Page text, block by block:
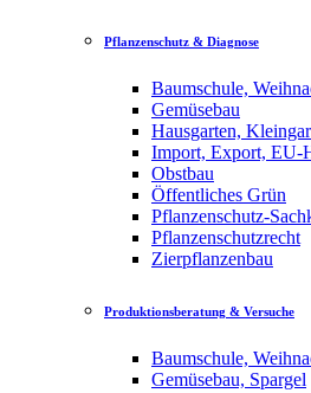
Pflanzenschutz & Diagnose
Baumschule,
Gemüsebau
Hausgarten,
Import, Export, EU-
Obstbau
Öffentliches Grün
Pflanzenschutz-
Pflanzenschutzrecht
Zierpflanzenbau
Produktionsberatung & Versuche
Baumschule,
Gemüsebau, Spargel